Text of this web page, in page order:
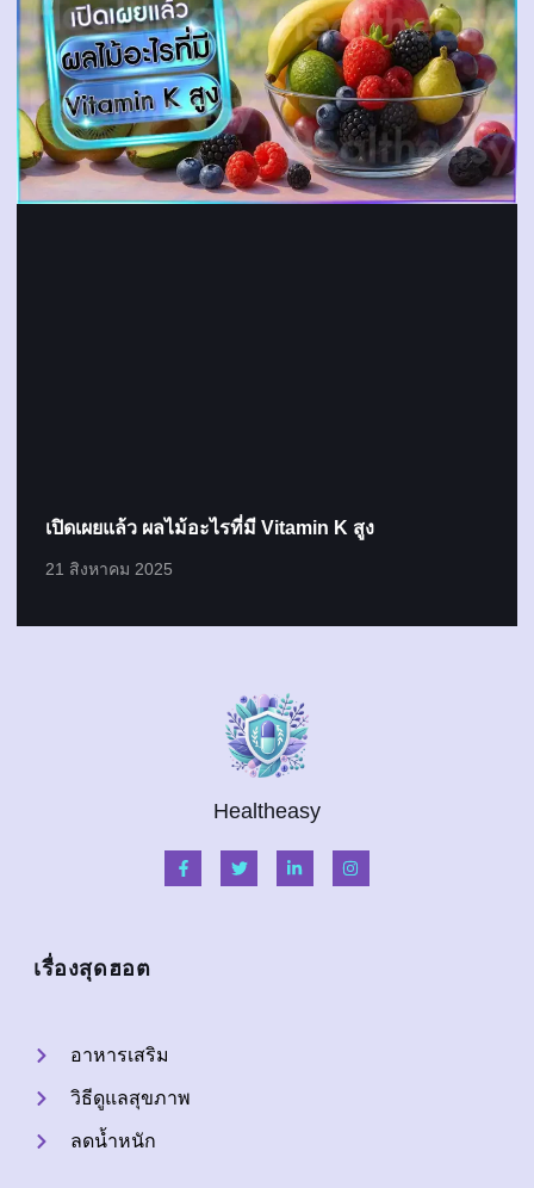
เปิดเผยแล้ว ผลไม้อะไรที่มี Vitamin K สูง
21 สิงหาคม 2025
Healtheasy
เรื่องสุดฮอต
อาหารเสริม
วิธีดูแลสุขภาพ
ลดน้ำหนัก